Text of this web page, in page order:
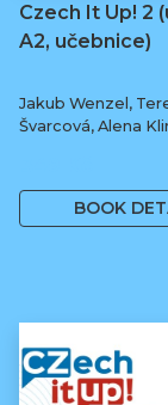
Czech It Up! 2
A2, učebnice)
Jakub Wenzel,
Švarcová, Alena
BOOK